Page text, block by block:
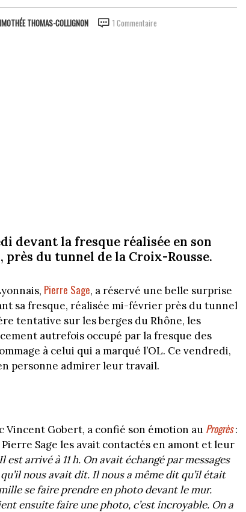
THOMAS-COLLIGNON 1 Commentaire
devant la fresque réalisée en son
du tunnel de la Croix-Rousse.
Pierre Sage, a réservé une belle surprise
sa fresque, réalisée mi-février près du tunnel
tentative sur les berges du Rhône, les
autrefois occupé par la fresque des
à celui qui a marqué l’OL. Ce vendredi,
personne admirer leur travail.
Vincent Gobert, a confié son émotion au Progrès:
Sage les avait contactés en amont et leur
Il est arrivé à 11 h. On avait échangé par messages
nous avait dit. Il nous a même dit qu’il était
se faire prendre en photo devant le mur.
ensuite faire une photo, c’est incroyable. On a